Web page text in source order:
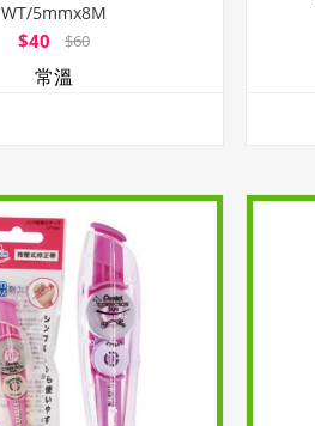
WT/5mmx8M
$40 $60
常溫